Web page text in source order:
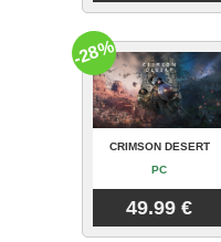
CRIMSON DESERT
PC
49.99 €
-28%